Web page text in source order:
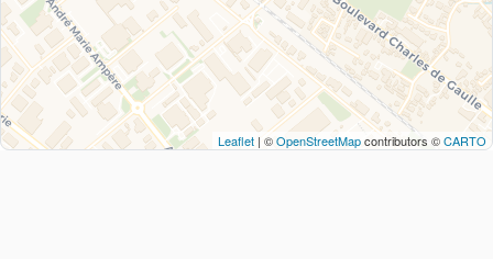
Leaflet | ©OpenStreetMapcontributors ©CARTO